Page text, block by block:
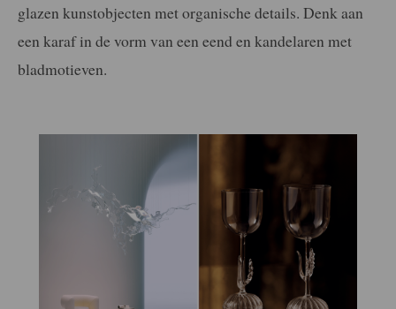
glazen kunstobjecten met organische details. Denk aan
een karaf in de vorm van een eend en kandelaren met
bladmotieven.